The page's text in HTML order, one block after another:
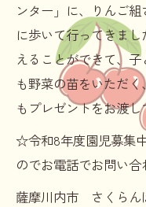
ンター」に、りんご組
に歩いて行ってきま
えることができて、
も野菜の苗をいただ
もプレゼントをお渡
☆令和8年度園児募集
のでお電話でお問い合
薩摩川内市 さくらん